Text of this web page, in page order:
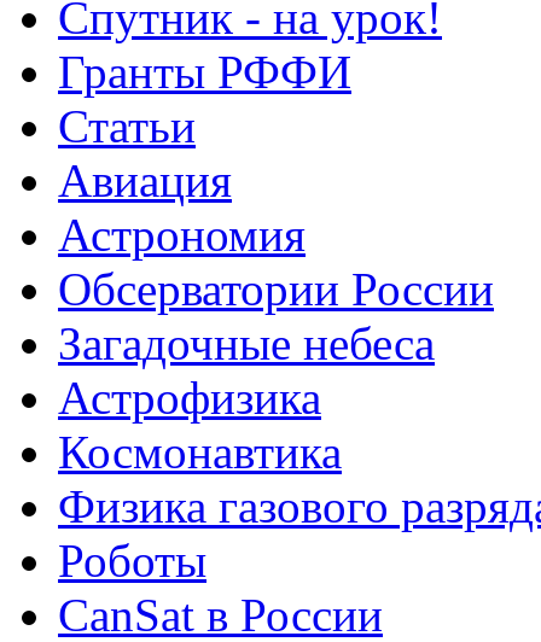
Спутник - на урок!
Гранты РФФИ
Статьи
Авиация
Астрономия
Обсерватории России
Загадочные небеса
Астрофизика
Космонавтика
Физика газового
Роботы
CanSat в России